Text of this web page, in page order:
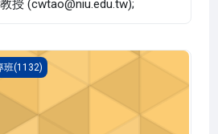
授 (cwtao@niu.edu.tw);
班(1132)